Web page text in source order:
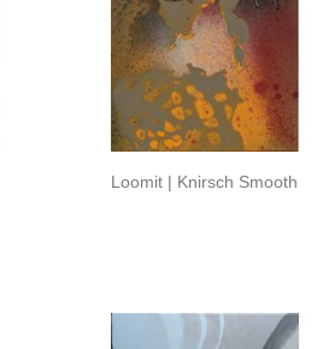
Loomit | Knirsch Smooth